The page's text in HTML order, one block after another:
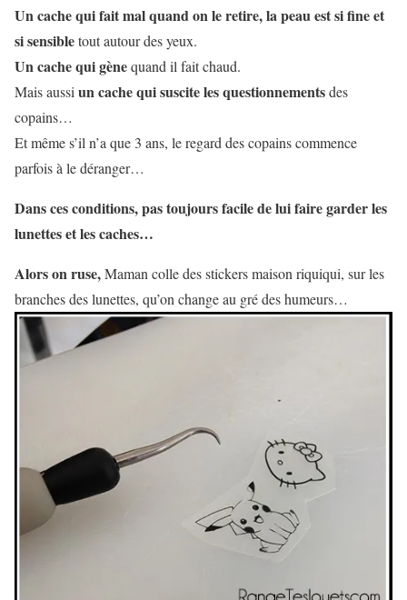
Un cache qui fait mal quand on le retire, la peau est si fine et
si sensibletout autour des yeux.
Un cache qui gènequand il fait chaud.
Mais aussi un cache qui suscite les questionnementsdes
copains…
Et même s’il n’a que 3 ans, le regard des copains commence
parfois à le déranger…
Dans ces conditions, pas toujours facile de lui faire garder les
lunettes et les caches…
Alors on ruse,Maman colle des stickers maison riquiqui, sur les
branches des lunettes, qu’on change au gré des humeurs…